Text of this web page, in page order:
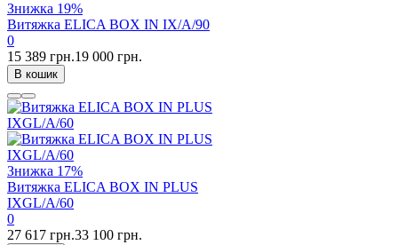
Знижка 19%
Витяжка ELICA BOX IN IX/A/90
0
15 389 грн.19 000 грн.
В кошик
Знижка 17%
Витяжка ELICA BOX IN PLUS
IXGL/A/60
0
27 617 грн.33 100 грн.